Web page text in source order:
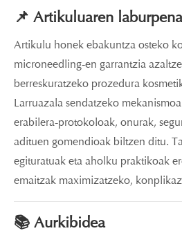
📌 Artikuluaren laburpena
Artikulu honek ebakuntza osteko
microneedling-en garrantzia
berreskuratzeko prozedura
Larruazala sendatzeko
erabilera-protokoloak, onurak,
adituen gomendioak biltzen ditu.
egituratuak eta aholku praktikoak
emaitzak maximizatzeko,
📚 Aurkibidea